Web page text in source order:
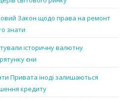
Закон щодо права на ремонт
знати
історичну валютну
єни
Привата іноді залишаються
кредиту